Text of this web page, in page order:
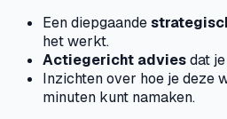
Een diepgaande
het werkt.
Actiegericht adviesdat
Inzichten over hoe je deze
minuten kunt namaken.